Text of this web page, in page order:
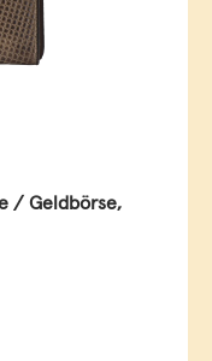
/ Geldbörse,